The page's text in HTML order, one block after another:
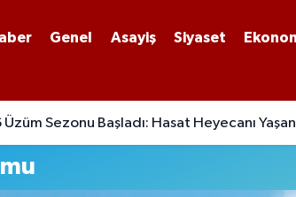
Genel Asayiş Siyaset
Sezonu Başladı: Hasat Heyecanı